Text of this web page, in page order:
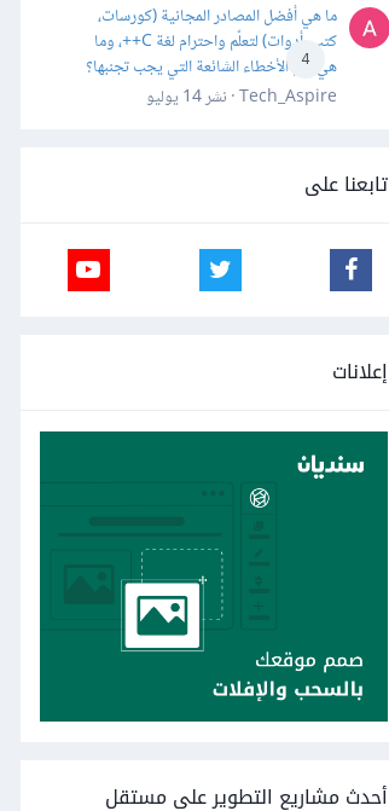
4
ما هي أفضل المصادر المجانية (كورسات،
كتب، أدوات) لتعلّم واحترام لغة C++، وما
هي أهم الأخطاء الشائعة التي يجب تجنبها؟
Tech_Aspire · نشر
14 يوليو
تابعنا على
إعلانات
أحدث مشاريع التطوير على مستقل